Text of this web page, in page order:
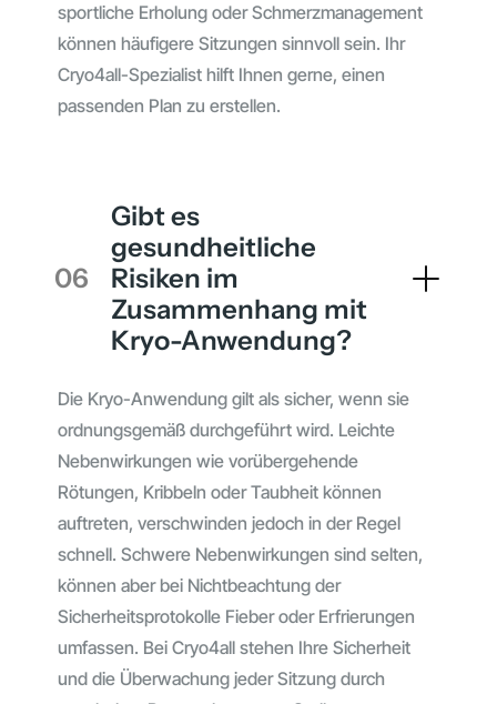
sportliche Erholung oder Schmerzmanagement
können häufigere Sitzungen sinnvoll sein. Ihr
Cryo4all-Spezialist hilft Ihnen gerne, einen
passenden Plan zu erstellen.
Gibt es
gesundheitliche
Risiken im
Zusammenhang mit
Kryo-Anwendung?
06
Die Kryo-Anwendung gilt als sicher, wenn sie
ordnungsgemäß durchgeführt wird. Leichte
Nebenwirkungen wie vorübergehende
Rötungen, Kribbeln oder Taubheit können
auftreten, verschwinden jedoch in der Regel
schnell. Schwere Nebenwirkungen sind selten,
können aber bei Nichtbeachtung der
Sicherheitsprotokolle Fieber oder Erfrierungen
umfassen. Bei Cryo4all stehen Ihre Sicherheit
und die Überwachung jeder Sitzung durch